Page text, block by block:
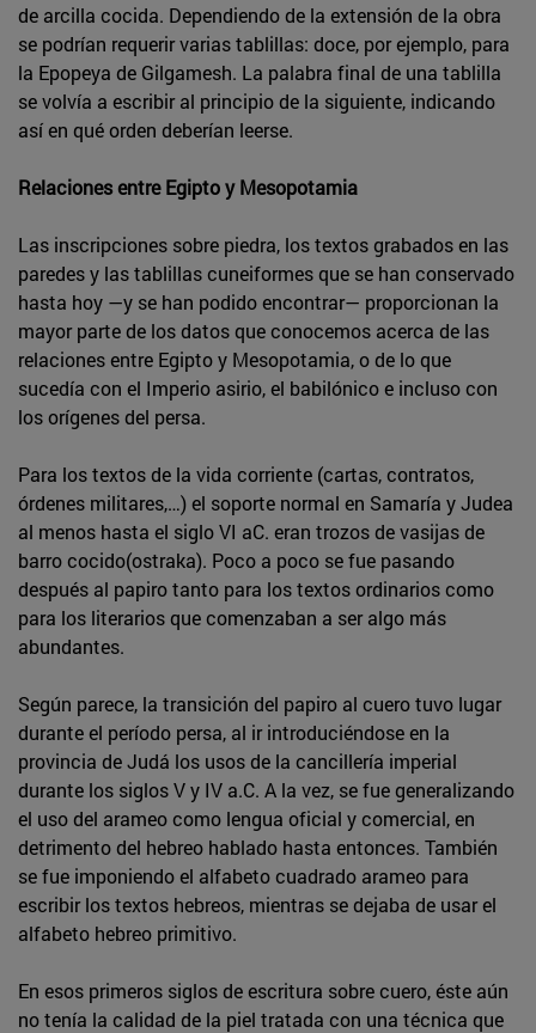
de arcilla cocida. Dependiendo de la extensión de la obra
se podrían requerir varias tablillas: doce, por ejemplo, para
la Epopeya de Gilgamesh. La palabra final de una tablilla
se volvía a escribir al principio de la siguiente, indicando
así en qué orden deberían leerse.
Relaciones entre Egipto y Mesopotamia
Las inscripciones sobre piedra, los textos grabados en las
paredes y las tablillas cuneiformes que se han conservado
hasta hoy —y se han podido encontrar— proporcionan la
mayor parte de los datos que conocemos acerca de las
relaciones entre Egipto y Mesopotamia, o de lo que
sucedía con el Imperio asirio, el babilónico e incluso con
los orígenes del persa.
Para los textos de la vida corriente (cartas, contratos,
órdenes militares,…) el soporte normal en Samaría y Judea
al menos hasta el siglo VI aC. eran trozos de vasijas de
barro cocido(ostraka). Poco a poco se fue pasando
después al papiro tanto para los textos ordinarios como
para los literarios que comenzaban a ser algo más
abundantes.
Según parece, la transición del papiro al cuero tuvo lugar
durante el período persa, al ir introduciéndose en la
provincia de Judá los usos de la cancillería imperial
durante los siglos V y IV a.C. A la vez, se fue generalizando
el uso del arameo como lengua oficial y comercial, en
detrimento del hebreo hablado hasta entonces. También
se fue imponiendo el alfabeto cuadrado arameo para
escribir los textos hebreos, mientras se dejaba de usar el
alfabeto hebreo primitivo.
En esos primeros siglos de escritura sobre cuero, éste aún
no tenía la calidad de la piel tratada con una técnica que